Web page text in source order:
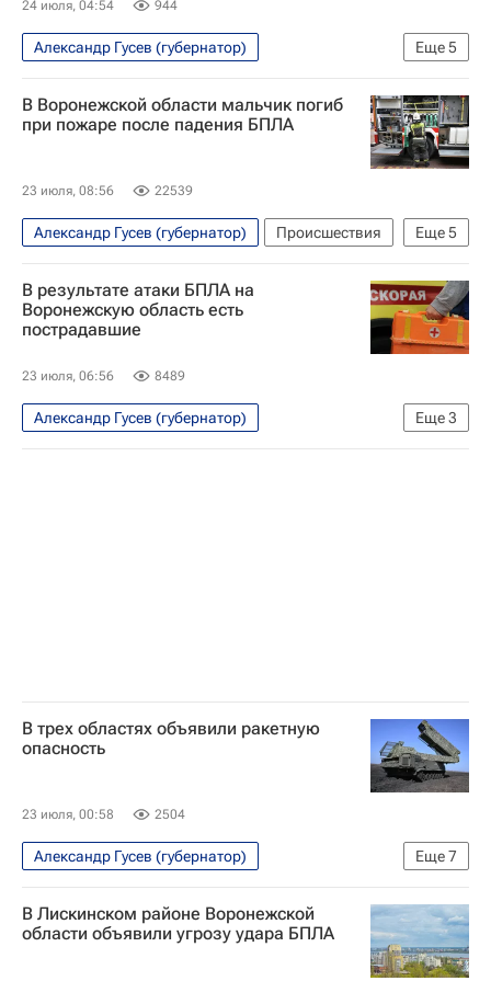
24 июля, 04:54 944
Еще5
Александр Гусев (губернатор)
Специальная военная операция на Украине
Безопасность
Воронежская область
В Воронежской области мальчик погиб
при пожаре после падения БПЛА
23 июля, 08:56 22539
Еще5
Александр Гусев (губернатор)
Происшествия
Воронежская область
Россия
Вооруженные силы Украины
Киев
В результате атаки БПЛА на
Воронежскую область есть
пострадавшие
23 июля, 06:56 8489
Еще3
Александр Гусев (губернатор)
Специальная военная операция на Украине
В трех областях объявили ракетную
опасность
23 июля, 00:58 2504
Еще7
Александр Гусев (губернатор)
Специальная военная операция на Украине
Безопасность
Тульская область
В Лискинском районе Воронежской
области объявили угрозу удара БПЛА